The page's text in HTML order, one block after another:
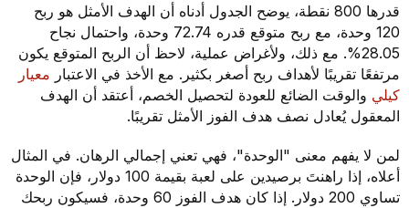
قدرها 800 نقطة، يوضح الجدول أدناه أن الهدف الأمثل هو ربح
120 وحدة، مع ربح متوقع قدره 72.74 وحدة، واحتمال نجاح
28.05%. مع ذلك، ولأغراض عملية، لاحظ أن الربح المتوقع يكون
مرتفعًا تقريبًا لأهداف ربح أصغر بكثير. مع الأخذ في الاعتبار معيار
كيلي والوقت الضائع للعودة لتحصيل الخصم، أعتقد أن الهدف
المعقول يُعادل نصف هدف الفوز الأمثل تقريبًا.
لمن لا يفهم معنى "الوحدة"، فهي تعني إجمالي الرهان. في المثال
أعلاه، إذا راهنتَ برصيدين على لعبة بقيمة 100 دولار، فإن الوحدة
تساوي 200 دولار. إذا كان هدف الفوز 60 وحدة، فسيكون ربحك